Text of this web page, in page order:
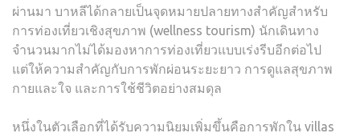
ผ่านมา บาหลีได้กลายเป็นจุดหมายปลายทางสำคัญสำหรับ
การท่องเที่ยวเชิงสุขภาพ (wellness tourism) นักเดินทาง
จำนวนมากไม่ได้มองหาการท่องเที่ยวแบบเร่งรีบอีกต่อไป
แต่ให้ความสำคัญกับการพักผ่อนระยะยาว การดูแลสุขภาพ
กายและใจ และการใช้ชีวิตอย่างสมดุล
หนึ่งในตัวเลือกที่ได้รับความนิยมเพิ่มขึ้นคือการพักใน villas